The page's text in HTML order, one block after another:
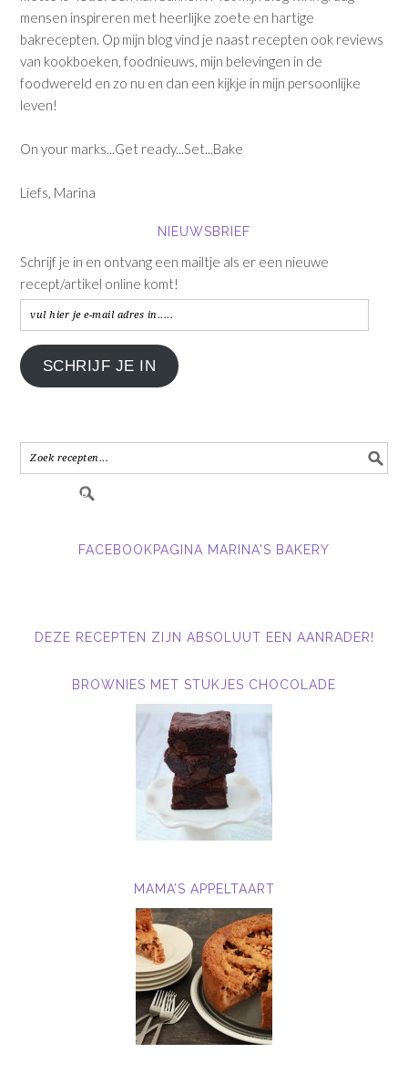
mensen inspireren met heerlijke zoete en hartige
bakrecepten. Op mijn blog vind je naast recepten ook reviews
van kookboeken, foodnieuws, mijn belevingen in de
foodwereld en zo nu en dan een kijkje in mijn persoonlijke
leven!
On your marks...Get ready...Set...Bake
Liefs, Marina
NIEUWSBRIEF
Schrijf je in en ontvang een mailtje als er een nieuwe
recept/artikel online komt!
vul
hier
je
e-
in.....
SCHRIJF JE IN
FACEBOOKPAGINA MARINA'S BAKERY
DEZE RECEPTEN ZIJN ABSOLUUT EEN AANRADER!
BROWNIES MET STUKJES CHOCOLADE
MAMA’S APPELTAART